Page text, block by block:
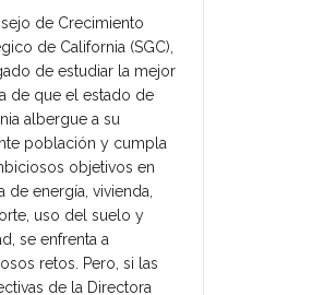
de Crecimiento
de California (SGC),
de estudiar la mejor
de que el estado de
albergue a su
población y cumpla
objetivos en
de energía, vivienda,
uso del suelo y
se enfrenta a
retos. Pero, si las
de la Directora